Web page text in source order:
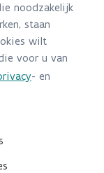
noodzakelijk
staan
wilt
voor u van
- en